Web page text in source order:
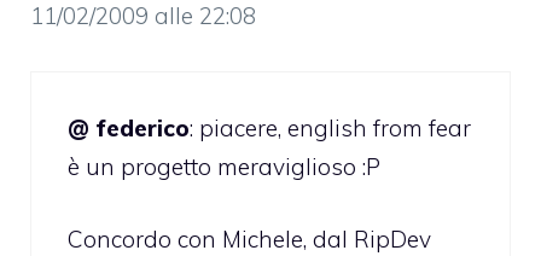
11/02/2009 alle 22:08
@ federico: piacere, english from fear
è un progetto meraviglioso :P
Concordo con Michele, dal RipDev